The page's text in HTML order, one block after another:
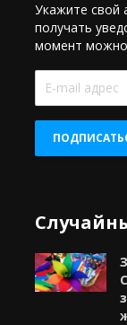
Укажите свой
получать
момент можно
E-
mail